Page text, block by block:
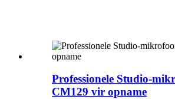
Professionele Studio-
CM129 vir opname